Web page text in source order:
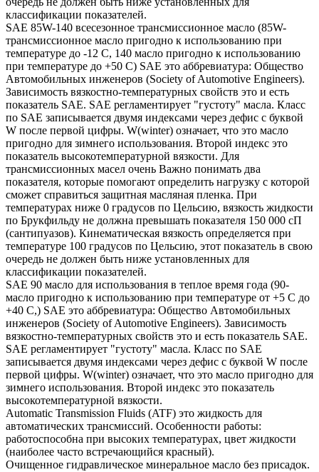
классификации показателей.
SAE 85W-140 всесезонное трансмиссионное масло (85W-
трансмиссионное масло пригодно к использованию при
температуре до -12 С, 140 масло пригодно к использованию
при температуре до +50 С) SAE это аббревиатура: Общество
Автомобильных инженеров (Society of Automotive Engineers).
Зависимость вязкостно-температурных свойств это и есть
показатель SAE. SAE регламентирует "густоту" масла. Класс
по SAE записывается двумя индексами через дефис с буквой
W после первой цифры. W(winter) означает, что это масло
пригодно для зимнего использования. Второй индекс это
показатель высокотемпературной вязкости. Для
трансмиссионных масел очень Важно понимать два
показателя, которые помогают определить нагрузку с которой
сможет справиться защитная масляная пленка. При
температурах ниже 0 градусов по Цельсию, вязкость жидкости
по Брукфильду не должна превышать показателя 150 000 сП
(сантипуазов). Кинематическая вязкость определяется при
температуре 100 градусов по Цельсию, этот показатель в свою
очередь не должен быть ниже установленных для
классификации показателей.
SAE 90 масло для использования в теплое время года (90-
масло пригодно к использованию при температуре от +5 С до
+40 С,) SAE это аббревиатура: Общество Автомобильных
инженеров (Society of Automotive Engineers). Зависимость
вязкостно-температурных свойств это и есть показатель SAE.
SAE регламентирует "густоту" масла. Класс по SAE
записывается двумя индексами через дефис с буквой W после
первой цифры. W(winter) означает, что это масло пригодно для
зимнего использования. Второй индекс это показатель
высокотемпературной вязкости.
Automatic Transmission Fluids (ATF) это жидкость для
автоматических трансмиссий. Особенности работы:
работоспособна при высоких температурах, цвет жидкости
(наиболее часто встречающийся красный).
Очищенное гидравлическое минеральное масло без присадок.